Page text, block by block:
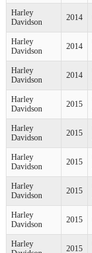
Harley
Davidson
2014
Harley
Davidson
2014
Harley
Davidson
2014
Harley
Davidson
2015
Harley
Davidson
2015
Harley
Davidson
2015
Harley
Davidson
2015
Harley
Davidson
2015
Harley
2015